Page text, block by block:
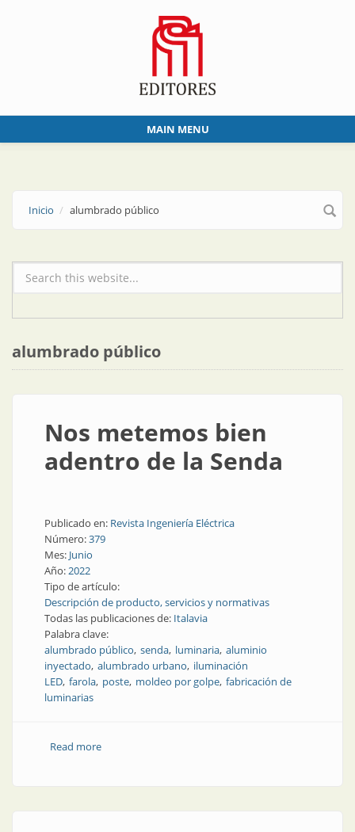
MAIN MENU
Inicio alumbrado público
Formulario de búsqueda
alumbrado público
Nos metemos bien
adentro de la Senda
Publicado en: Revista Ingeniería Eléctrica
Número:379
Mes: Junio
Año:2022
Tipo de artículo:
Descripción de producto, servicios y normativas
Todas las publicaciones de: Italavia
Palabra clave:
alumbrado público senda luminaria aluminio
inyectado alumbrado urbano iluminación
LED farola poste moldeo por golpe fabricación de
luminarias
Read moreabout Nos metemos bien adentro de la Senda